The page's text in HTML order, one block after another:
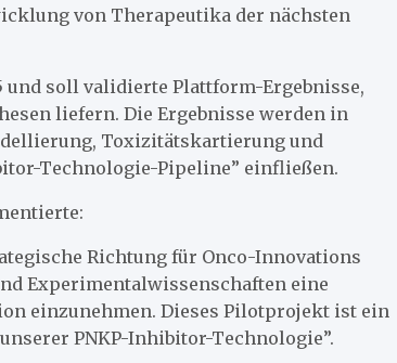
von Therapeutika der nächsten
und soll validierte Plattform-Ergebnisse,
liefern. Die Ergebnisse werden in
Toxizitätskartierung und
Technologie-Pipeline” einfließen.
Richtung für Onco-Innovations
Experimentalwissenschaften eine
einzunehmen. Dieses Pilotprojekt ist ein
PNKP-Inhibitor-Technologie”.